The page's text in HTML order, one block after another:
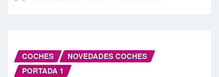
COCHES
NOVEDADES COCHES
PORTADA 1